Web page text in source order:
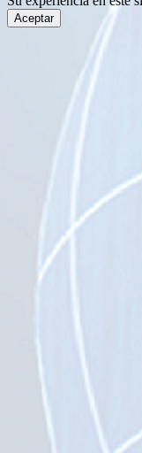
Aceptar